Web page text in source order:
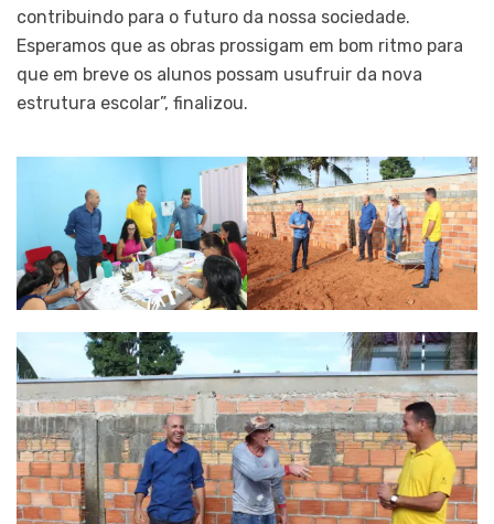
contribuindo para o futuro da nossa sociedade.
Esperamos que as obras prossigam em bom ritmo para
que em breve os alunos possam usufruir da nova
estrutura escolar”, finalizou.